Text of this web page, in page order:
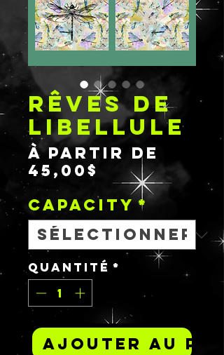
RÊVES DE
LIBELLULE
À partir de
45,00$
Prix
Capacity *
Quantité *
Ajouter au